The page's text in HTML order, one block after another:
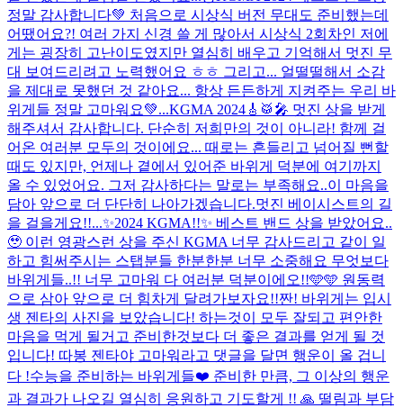
정말 감사합니다💚 처음으로 시상식 버전 무대도 준비했는데
어땠어요?! 여러 가지 신경 쓸 게 많아서 시상식 2회차인 저에
게는 굉장히 고난이도였지만 열심히 배우고 기억해서 멋진 무
대 보여드리려고 노력했어요 ㅎㅎ 그리고... 얼떨떨해서 소감
을 제대로 못했던 것 같아요... 항상 든든하게 지켜주는 우리 바
위게들 정말 고마워요💚...KGMA 2024🎸🥁🎤 멋진 상을 받게
해주셔서 감사합니다. 단순히 저희만의 것이 아니라! 함께 걸
어온 여러분 모두의 것이에요... 때로는 흔들리고 넘어질 뻔할
때도 있지만, 언제나 곁에서 있어준 바위게 덕분에 여기까지
올 수 있었어요. 그저 감사하다는 말로는 부족해요..이 마음을
담아 앞으로 더 단단히 나아가겠습니다.멋진 베이시스트의 길
을 걸을게요!!...✨2024 KGMA!!✨ 베스트 밴드 상을 받았어요..
🥹 이런 영광스런 상을 주신 KGMA 너무 감사드리고 같이 일
하고 힘써주시는 스탭분들 한분한분 너무 소중해요 무엇보다
바위게들..!! 너무 고마워 다 여러분 덕분이에오!!🩵🩵 원동력
으로 삼아 앞으로 더 힘차게 달려가보자요!!짠! 바위게는 입시
생 젠타의 사진을 보았습니다! 하는것이 모두 잘되고 편안한
마음을 먹게 될거고 준비한것보다 더 좋은 결과를 얻게 될 것
입니다! 따봉 젠타야 고마워라고 댓글을 달면 행운이 올 겁니
다 !수능을 준비하는 바위게들❤️ 준비한 만큼, 그 이상의 행운
과 결과가 나오길 열심히 응원하고 기도할게 !! 🙏 떨림과 부담